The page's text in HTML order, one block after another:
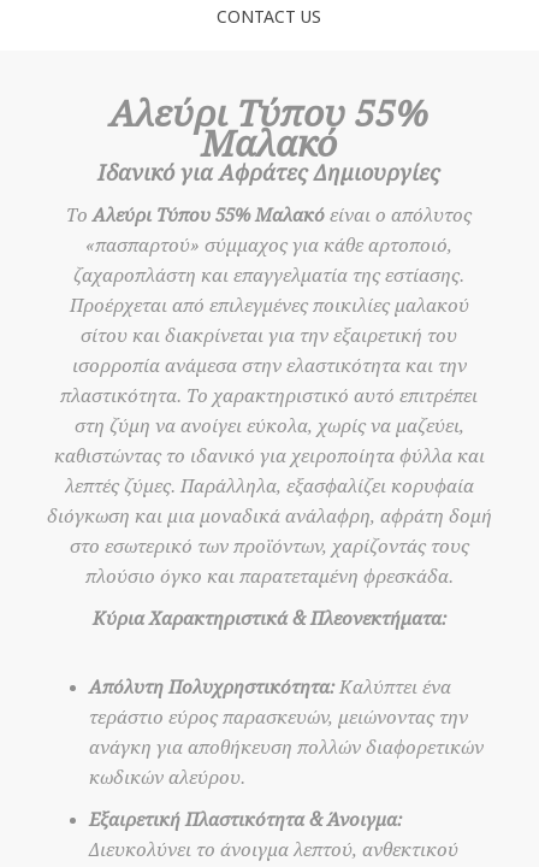
CONTACT US
Αλεύρι Τύπου 55%
Μαλακό
Ιδανικό για Αφράτες Δημιουργίες
ΤοΑλεύρι Τύπου 55% Μαλακό είναι ο απόλυτος
«πασπαρτού» σύμμαχος για κάθε αρτοποιό,
ζαχαροπλάστη και επαγγελματία της εστίασης.
Προέρχεται από επιλεγμένες ποικιλίες μαλακού
σίτου και διακρίνεται για την εξαιρετική του
ισορροπία ανάμεσα στην ελαστικότητα και την
πλαστικότητα. Το χαρακτηριστικό αυτό επιτρέπει
στη ζύμη να ανοίγει εύκολα, χωρίς να μαζεύει,
καθιστώντας το ιδανικό για χειροποίητα φύλλα και
λεπτές ζύμες. Παράλληλα, εξασφαλίζει κορυφαία
διόγκωση και μια μοναδικά ανάλαφρη, αφράτη δομή
στο εσωτερικό των προϊόντων, χαρίζοντάς τους
πλούσιο όγκο και παρατεταμένη φρεσκάδα.
Κύρια Χαρακτηριστικά & Πλεονεκτήματα:
Απόλυτη Πολυχρηστικότητα:Καλύπτει ένα
τεράστιο εύρος παρασκευών, μειώνοντας την
ανάγκη για αποθήκευση πολλών διαφορετικών
κωδικών αλεύρου.
Εξαιρετική Πλαστικότητα & Άνοιγμα:
Διευκολύνει το άνοιγμα λεπτού, ανθεκτικού